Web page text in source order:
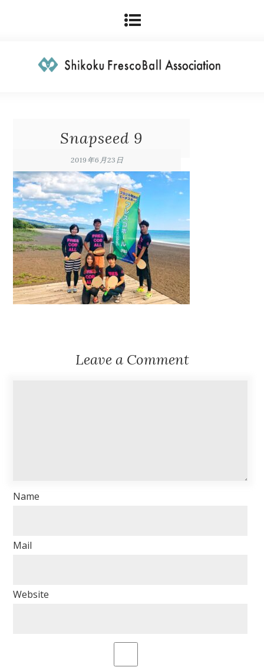
Snapseed 9
2019年6月23日
Leave a Comment
Name
Mail
Website